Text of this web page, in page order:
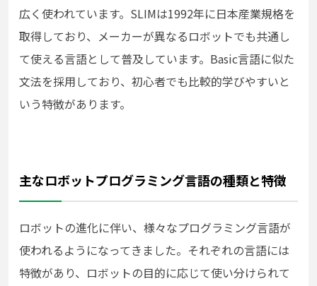
広く使われています。SLIMは1992年に日本産業規格を
取得しており、メーカーが異なるロボットでも共通し
て使える言語として普及しています。Basic言語に似た
文法を採用しており、初心者でも比較的学びやすいと
いう特徴があります。
主なロボットプログラミング言語の種類と特徴
ロボットの進化に伴い、様々なプログラミング言語が
使われるようになってきました。それぞれの言語には
特徴があり、ロボットの目的に応じて使い分けられて